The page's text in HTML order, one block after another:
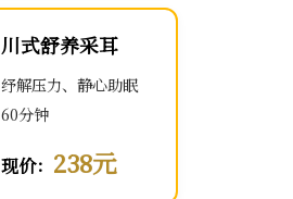
川式舒养采耳
纾解压力、静心助眠
60分钟
现价： 238元